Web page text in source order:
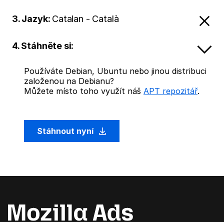
3. Jazyk: Catalan - Català
4. Stáhněte si:
Používáte Debian, Ubuntu nebo jinou distribuci
založenou na Debianu?
Můžete místo toho využít náš APT repozitář.
Stáhnout nyní